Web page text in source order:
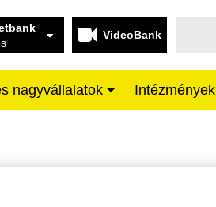
VideoBank
nagyvállalatok Intézmények